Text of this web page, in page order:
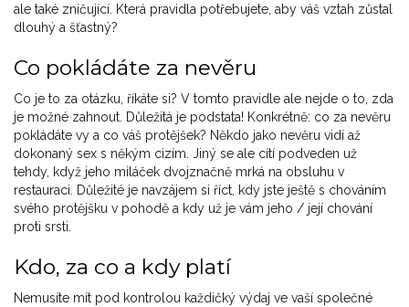
ale také zničující. Která pravidla potřebujete, aby váš vztah zůstal
dlouhý a šťastný?
Co pokládáte za nevěru
Co je to za otázku, říkáte si? V tomto pravidle ale nejde o to, zda
je možné zahnout. Důležitá je podstata! Konkrétně: co za nevěru
pokládáte vy a co váš protějšek? Někdo jako nevěru vidí až
dokonaný sex s někým cizím. Jiný se ale cítí podveden už
tehdy, když jeho miláček dvojznačně mrká na obsluhu v
restauraci. Důležité je navzájem si říct, kdy jste ještě s chováním
svého protějšku v pohodě a kdy už je vám jeho / její chování
proti srsti.
Kdo, za co a kdy platí
Nemusíte mít pod kontrolou každičký výdaj ve vaší společné